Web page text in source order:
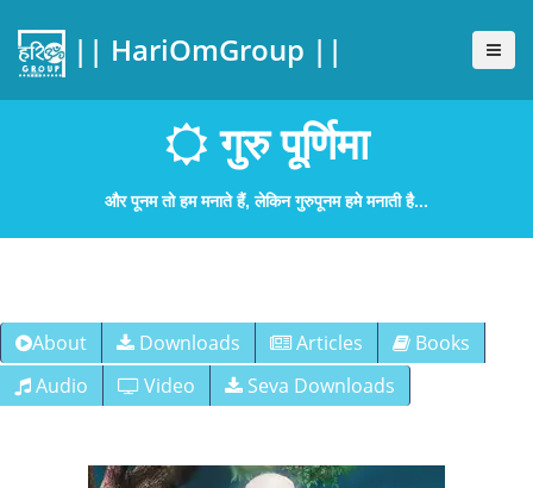
|| HariOmGroup ||
गुरु पूर्णिमा
और पूनम तो हम मनाते हैं, लेकिन गुरुपूनम हमे मनाती है...
About Downloads Articles
Books
Audio
Video Seva Downloads